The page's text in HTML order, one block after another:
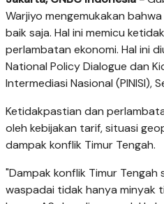
Warjiyo mengemukakan
baik saja. Hal ini memicu
perlambatan ekonomi. Hal ini
National Policy Dialogue dan
Intermediasi Nasional (PINISI),
Ketidakpastian dan
oleh kebijakan tarif, situasi
dampak konflik Timur Tengah.
"Dampak konflik Timur
waspadai tidak hanya minyak